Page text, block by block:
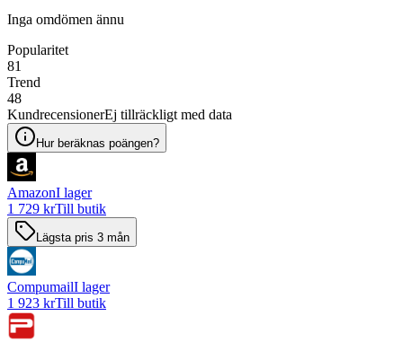
Inga omdömen ännu
Popularitet
81
Trend
48
KundrecensionerEj tillräckligt med data
Hur beräknas poängen?
AmazonI lager
1 729 krTill butik
Lägsta pris 3 mån
CompumailI lager
1 923 krTill butik